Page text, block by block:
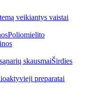
veikiantys vaistai
Poliomielito
skausmaiŠirdies
preparatai